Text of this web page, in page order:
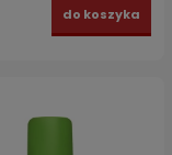
do koszyka